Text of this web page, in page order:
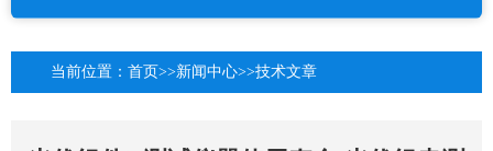
当前位置： 首页>>新闻中心>>技术文章